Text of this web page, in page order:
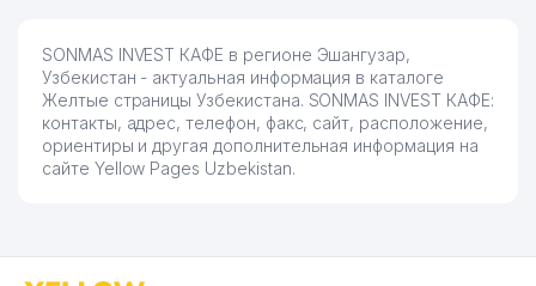
SONMAS INVEST КАФЕ в регионе Эшангузар,
Узбекистан - актуальная информация в каталоге
Желтые страницы Узбекистана. SONMAS INVEST КАФЕ:
контакты, адрес, телефон, факс, сайт, расположение,
ориентиры и другая дополнительная информация на
сайте Yellow Pages Uzbekistan.